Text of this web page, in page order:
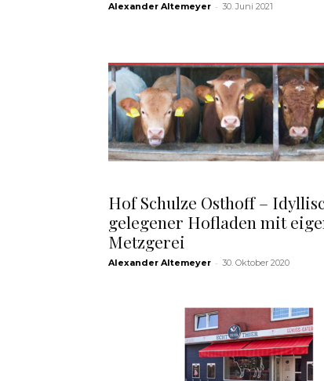
Alexander Altemeyer - 30. Juni 2021
Hof Schulze Osthoff –
gelegener Hofladen mit
Metzgerei
Alexander Altemeyer - 30. Oktober 2020